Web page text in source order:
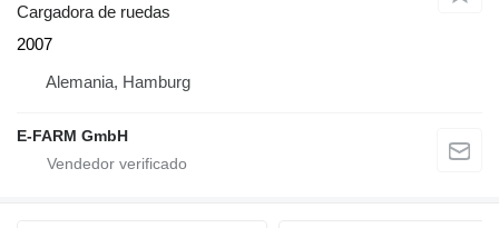
Cargadora de ruedas
2007
Alemania, Hamburg
E-FARM GmbH